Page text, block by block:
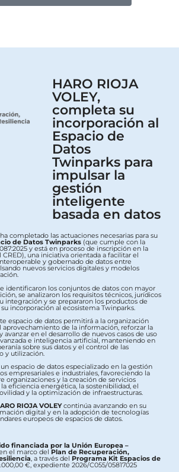
HARO RIOJA
VOLEY,
completa su
incorporación al
Espacio de
Datos
Twinparks para
impulsar la
gestión
inteligente
basada en datos
completado las actuaciones necesarias para su
de Datos Twinparks (que cumple con la
y está en proceso de inscripción en la
CRED), una iniciativa orientada a facilitar el
y gobernado de datos entre
nuevos servicios digitales y modelos
identificaron los conjuntos de datos con mayor
se analizaron los requisitos técnicos, jurídicos
integración y se prepararon los productos de
incorporación al ecosistema Twinparks.
espacio de datos permitirá a la organización
aprovechamiento de la información, reforzar la
avanzar en el desarrollo de nuevos casos de uso
e inteligencia artificial, manteniendo en
sobre sus datos y el control de las
y utilización.
espacio de datos especializado en la gestión
empresariales e industriales, favoreciendo la
organizaciones y la creación de servicios
eficiencia energética, la sostenibilidad, el
y la optimización de infraestructuras.
RIOJA VOLEYcontinúa avanzando en su
digital y en la adopción de tecnologías
europeos de espacios de datos.
financiada por la Unión Europea –
en el marco delPlan de Recuperación,
, a través del Programa Kit Espacios de
€, expediente 2026/C055/05817025